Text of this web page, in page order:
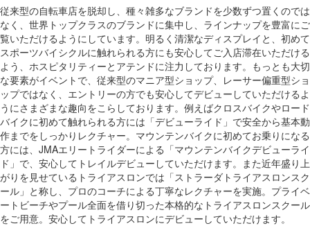
従来型の自転車店を脱却し、種々雑多なブランドを少数ずつ置くのでは
なく、世界トップクラスのブランドに集中し、ラインナップを豊富にご
覧いただけるようにしています。明るく清潔なディスプレイと、初めて
スポーツバイシクルに触れられる方にも安心してご入店滞在いただける
よう、ホスピタリティーとアテンドに注力しております。もっとも大切
な要素がイベントで、従来型のマニア型ショップ、レーサー偏重型ショ
ップではなく、エントリーの方でも安心してデビューしていただけるよ
うにさまざまな趣向をこらしております。例えばクロスバイクやロード
バイクに初めて触れられる方には「デビューライド」で安全から基本動
作までをしっかりレクチャー。マウンテンバイクに初めてお乗りになる
方には、JMAエリートライダーによる「マウンテンバイクデビューライ
ド」で、安心してトレイルデビューしていただけます。また近年盛り上
がりを見せているトライアスロンでは「ストラーダトライアスロンスク
ール」と称し、プロのコーチによる丁寧なレクチャーを実施。プライベ
ートビーチやプール全面を借り切った本格的なトライアスロンスクール
をご用意。安心してトライアスロンにデビューしていただけます。